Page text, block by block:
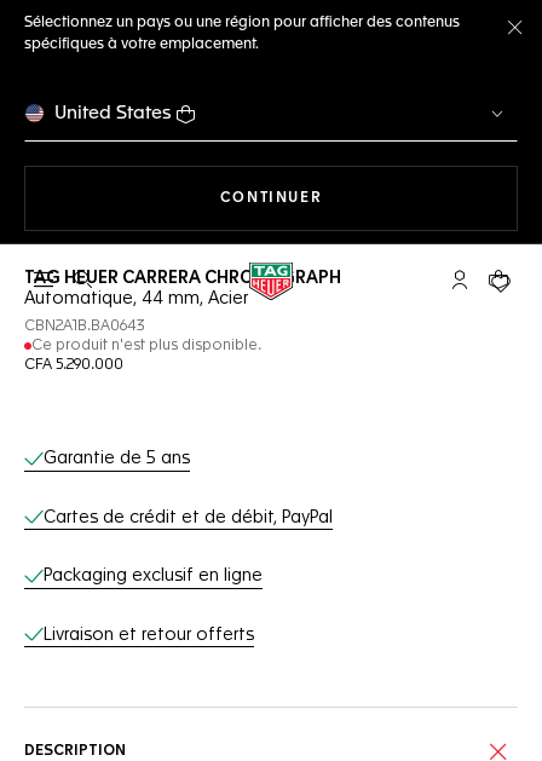
Sélectionnez un pays ou une région pour afficher des contenus
spécifiques à votre emplacement.
United States
CONTINUER
Ouvrir la barre de recherche Compte My
Votre
TAG HEUER CARRERA CHRONOGRAPH
Automatique, 44 mm, Acier
CBN2A1B.BA0643
Ce produit n'est plus disponible.
CFA 5.290.000
Services en ligne
Garantie de 5 ans
Cartes de crédit et de débit, PayPal
Packaging exclusif en ligne
Livraison et retour offerts
DESCRIPTION